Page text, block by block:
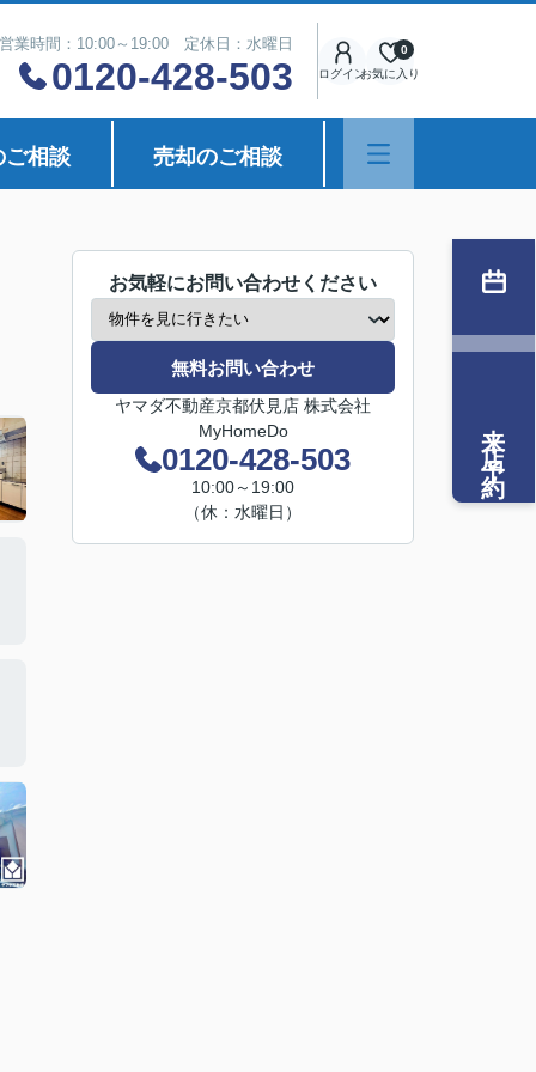
営業時間：10:00～19:00 定休日：水曜日
0120-428-503 ログインお気に入り
0
ご相談 売却のご相談
お気軽にお問い合わせください
無料お問い合わせ
ヤマダ不動産京都伏見店 株式会社
MyHomeDo
0120-428-503
10:00～19:00
（休：水曜日）
来店予約